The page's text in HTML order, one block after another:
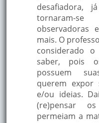
desafiadora,
tornaram-
observadoras
mais. O
considerado
saber, pois
possuem
querem
e/ou ideias.
(re)pensar
permeiam a